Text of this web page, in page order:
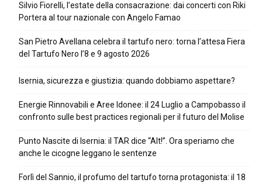
Silvio Fiorelli, l’estate della consacrazione: dai concerti con Riki
Portera al tour nazionale con Angelo Famao
San Pietro Avellana celebra il tartufo nero: torna l’attesa Fiera
del Tartufo Nero l’8 e 9 agosto 2026
Isernia, sicurezza e giustizia: quando dobbiamo aspettare?
Energie Rinnovabili e Aree Idonee: il 24 Luglio a Campobasso il
confronto sulle best practices regionali per il futuro del Molise
Punto Nascite di Isernia: il TAR dice “Alt!”. Ora speriamo che
anche le cicogne leggano le sentenze
Forlì del Sannio, il profumo del tartufo torna protagonista: il 18